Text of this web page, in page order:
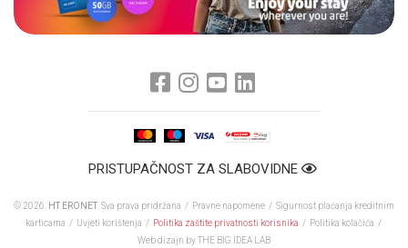
PRISTUPAČNOST ZA SLABOVIDNE
© 2026. HT ERONET. Sva prava pridržana / Pravne napomene / Sigurnost plaćanja kreditnim
karticama / Uvjeti korištenja / Politika zaštite privatnosti korisnika / Politika kolačića /
Web dizajn by THE BIG IDEA LAB